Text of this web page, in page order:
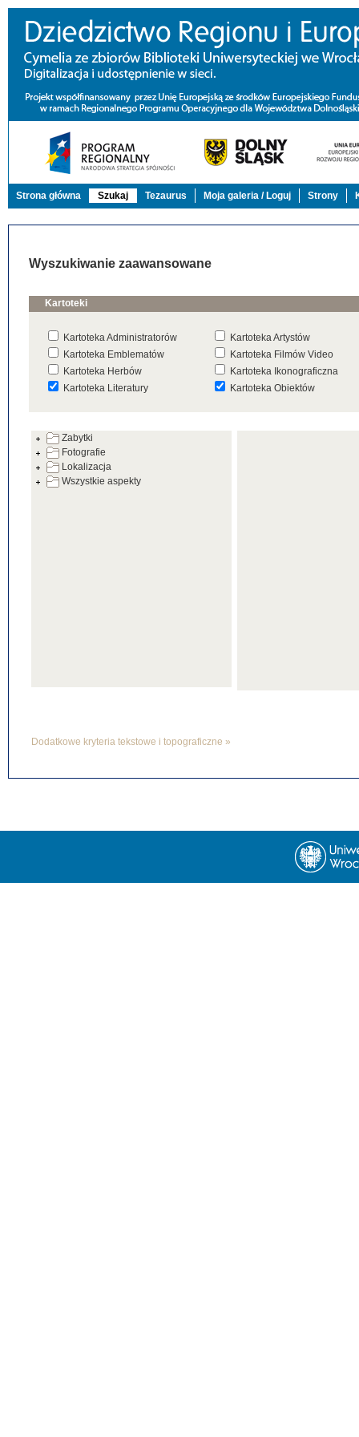
Strona główna Szukaj Tezaurus Moja galeria / Loguj Strony
Wyszukiwanie zaawansowane
Kartoteki
Kartoteka Administratorów
Kartoteka Artystów
Kartoteka Emblematów
Kartoteka Filmów Video
Kartoteka Herbów
Kartoteka Ikonograficzna
Kartoteka Literatury
Kartoteka Obiektów
Kartoteka Warsztatów
Kartoteka Zabytków
Zabytki
Fotografie
Lokalizacja
Wszystkie aspekty
Dodatkowe kryteria tekstowe i topograficzne »